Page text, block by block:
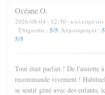
OcéaneO
2026-08-04 - 12:30 - καλεσμένοι
Υπηρεσία : 5/5 Ατμόσφαιρα : 5
5/5
Tout était parfait ! De l'assiette
recommande vivement !
se sentir gêné avec des enfants,